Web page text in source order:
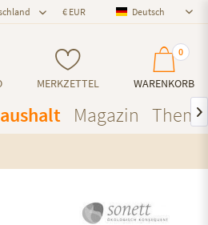
Deutsch
Deutsch
MERKZETTEL
0
WARENKORB
Magazin 